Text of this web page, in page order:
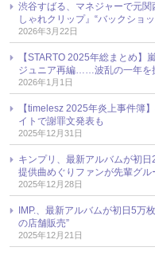
渋谷すばる、マネジャーで元
しゃれクリップ』“バックショ
2026年3月22日
【STARTO 2025年総まとめ】
ジュニア再編……波乱の一年を
2026年1月1日
【timelesz 2025年炎上事件
イトで謝罪文発表も
2025年12月31日
キンプリ、最新アルバムが初
提供曲めぐりファンが先輩グル
2025年12月28日
IMP.、最新アルバムが初日5
の店舗販売”
2025年12月21日